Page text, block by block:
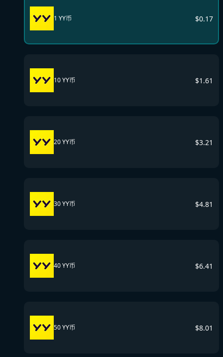
1 YY币 $0.17
10 YY币 $1.61
20 YY币 $3.21
30 YY币 $4.81
40 YY币 $6.41
50 YY币 $8.01